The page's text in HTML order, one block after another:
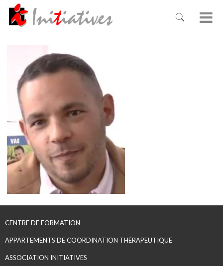
CENTRE DE FORMATION
APPARTEMENTS DE COORDINATION THÉRAPEUTIQUE
ASSOCIATION INITIATIVES